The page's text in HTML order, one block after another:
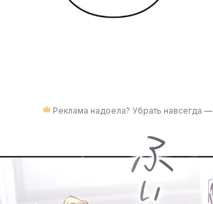
Реклама надоела? Убрать навсегда —